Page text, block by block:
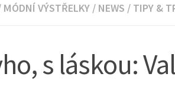
MÓDNÍ VÝSTŘELKY / NEWS / TIPY &
s láskou: